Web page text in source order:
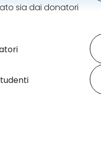
sia dai donatori